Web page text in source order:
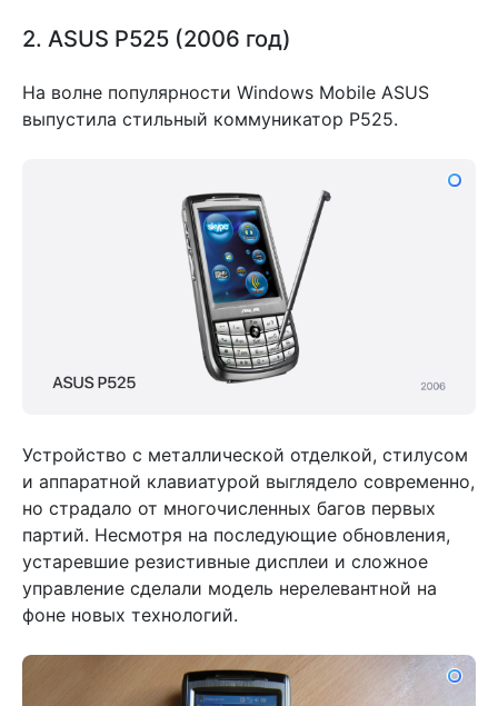
2. ASUS P525 (2006 год)
На волне популярности Windows Mobile ASUS
выпустила стильный коммуникатор P525.
Устройство с металлической отделкой, стилусом
и аппаратной клавиатурой выглядело современно,
но страдало от многочисленных багов первых
партий. Несмотря на последующие обновления,
устаревшие резистивные дисплеи и сложное
управление сделали модель нерелевантной на
фоне новых технологий.